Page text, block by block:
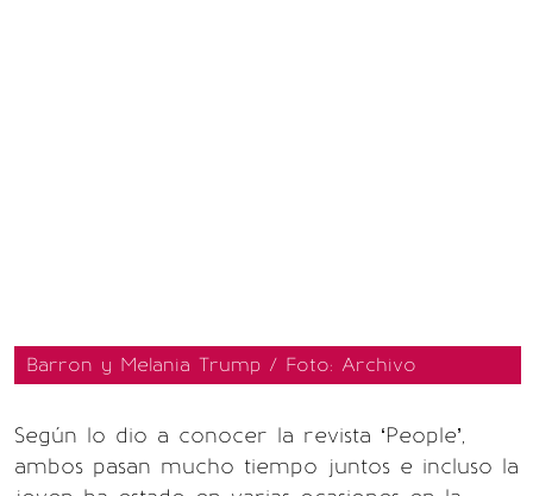
Barron y Melania Trump / Foto: Archivo
Según lo dio a conocer la revista ‘People’,
ambos pasan mucho tiempo juntos e incluso la